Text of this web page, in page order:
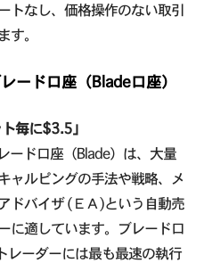
トなし、価格操作のない取引
。
ード口座（Blade口座）
毎に$3.5」
ード口座（Blade）は、大量
ャルピングの手法や戦略、メ
ドバイザ (ΕΑ)という自動売
に適しています。ブレード口
レーダーには最も最速の執行